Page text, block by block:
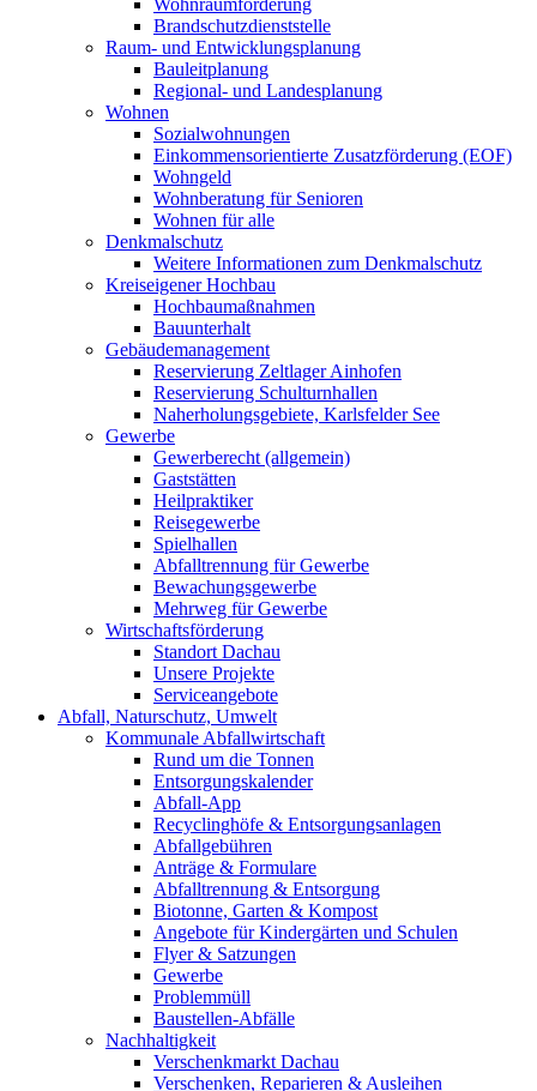
Brandschutzdienststelle
Raum- und Entwicklungsplanung
Bauleitplanung
Regional- und Landesplanung
Wohnen
Sozialwohnungen
Einkommensorientierte Zusatzförderung (EOF)
Wohngeld
Wohnberatung für Senioren
Wohnen für alle
Denkmalschutz
Weitere Informationen zum Denkmalschutz
Kreiseigener Hochbau
Hochbaumaßnahmen
Bauunterhalt
Gebäudemanagement
Reservierung Zeltlager Ainhofen
Reservierung Schulturnhallen
Naherholungsgebiete, Karlsfelder See
Gewerbe
Gewerberecht (allgemein)
Gaststätten
Heilpraktiker
Reisegewerbe
Spielhallen
Abfalltrennung für Gewerbe
Bewachungsgewerbe
Mehrweg für Gewerbe
Wirtschaftsförderung
Standort Dachau
Unsere Projekte
Serviceangebote
Abfall, Naturschutz, Umwelt
Kommunale Abfallwirtschaft
Rund um die Tonnen
Entsorgungskalender
Abfall-App
Recyclinghöfe & Entsorgungsanlagen
Abfallgebühren
Anträge & Formulare
Abfalltrennung & Entsorgung
Biotonne, Garten & Kompost
Angebote für Kindergärten und Schulen
Flyer & Satzungen
Gewerbe
Problemmüll
Baustellen-Abfälle
Nachhaltigkeit
Verschenkmarkt Dachau
Verschenken, Reparieren & Ausleihen